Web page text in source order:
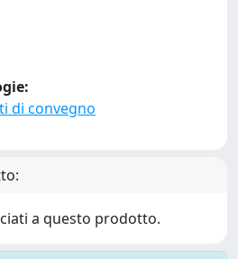
di convegno
a questo prodotto.